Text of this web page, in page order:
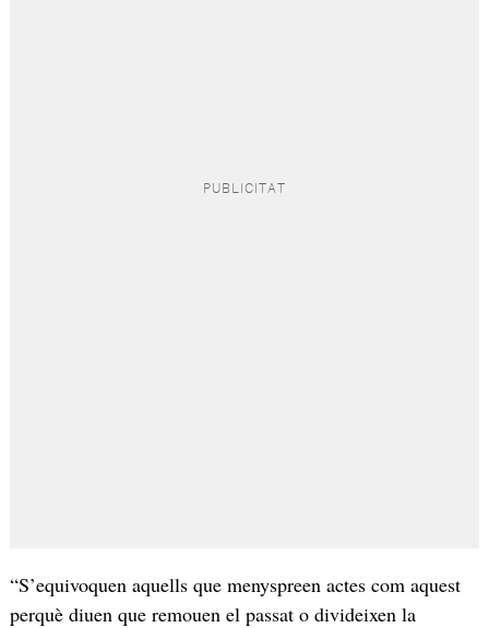
“S’equivoquen aquells que menyspreen actes com aquest
perquè diuen que remouen el passat o divideixen la